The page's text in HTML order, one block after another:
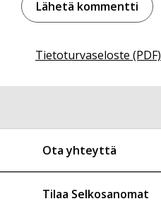
Tietoturvaseloste (PDF)
Ota yhteyttä
Tilaa Selkosanomat